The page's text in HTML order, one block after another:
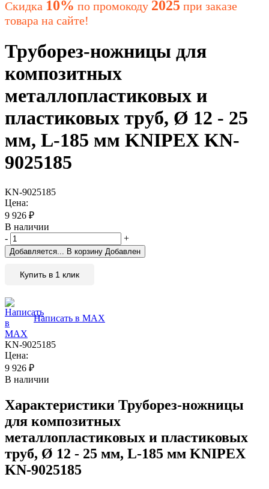
Скидка 10% по промокоду 2025 при заказе
товара на сайте!
Труборез-ножницы для
композитных
металлопластиковых и
пластиковых труб, Ø 12 - 25
мм, L-185 мм KNIPEX KN-
9025185
KN-9025185
Цена:
9 926 ₽
В наличии
-
+
Добавляется... В корзину Добавлен
Купить в 1 клик
Написать в MAX
KN-9025185
Цена:
9 926 ₽
В наличии
Характеристики Труборез-ножницы
для композитных
металлопластиковых и пластиковых
труб, Ø 12 - 25 мм, L-185 мм KNIPEX
KN-9025185